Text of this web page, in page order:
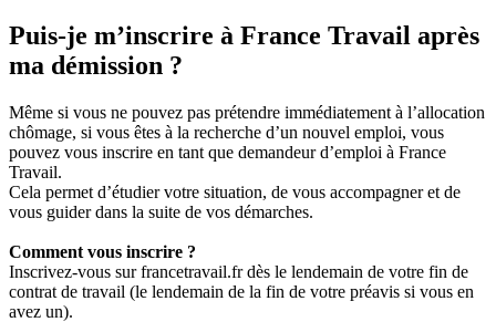
Puis-je m’inscrire à France Travail après
ma démission ?
Même si vous ne pouvez pas prétendre immédiatement à l’allocation
chômage, si vous êtes à la recherche d’un nouvel emploi, vous
pouvez vous inscrire en tant que demandeur d’emploi à France
Travail.
Cela permet d’étudier votre situation, de vous accompagner et de
vous guider dans la suite de vos démarches.
Comment vous inscrire ?
Inscrivez-vous sur francetravail.fr dès le lendemain de votre fin de
contrat de travail (le lendemain de la fin de votre préavis si vous en
avez un).